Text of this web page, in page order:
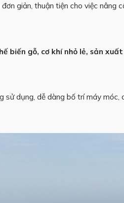
giản, thuận tiện cho việc nâng
biến gỗ, cơ khí nhỏ lẻ, sản
dụng, dễ dàng bố trí máy móc,